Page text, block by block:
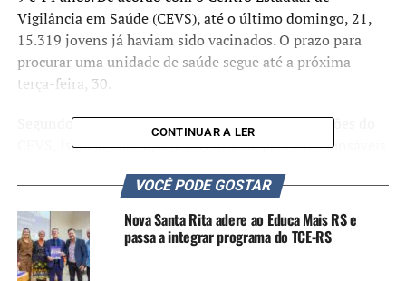
Vigilância em Saúde (CEVS), até o último domingo, 21,
15.319 jovens já haviam sido vacinados. O prazo para
procurar uma unidade de saúde segue até a próxima
terça-feira, 30.
Segundo a chefe substituta da Seção de Imunizações do
CEVS, Isabela Castro, a resistência de pais e responsáveis
Ela explica que parte das famílias associa a vacina ao
início da vida sexual, o que não corresponde à finalidade
da imunização.
CONTINUAR A LER
VOCÊ PODE GOSTAR
Nova Santa Rita adere ao Educa Mais RS e
passa a integrar programa do TCE-RS